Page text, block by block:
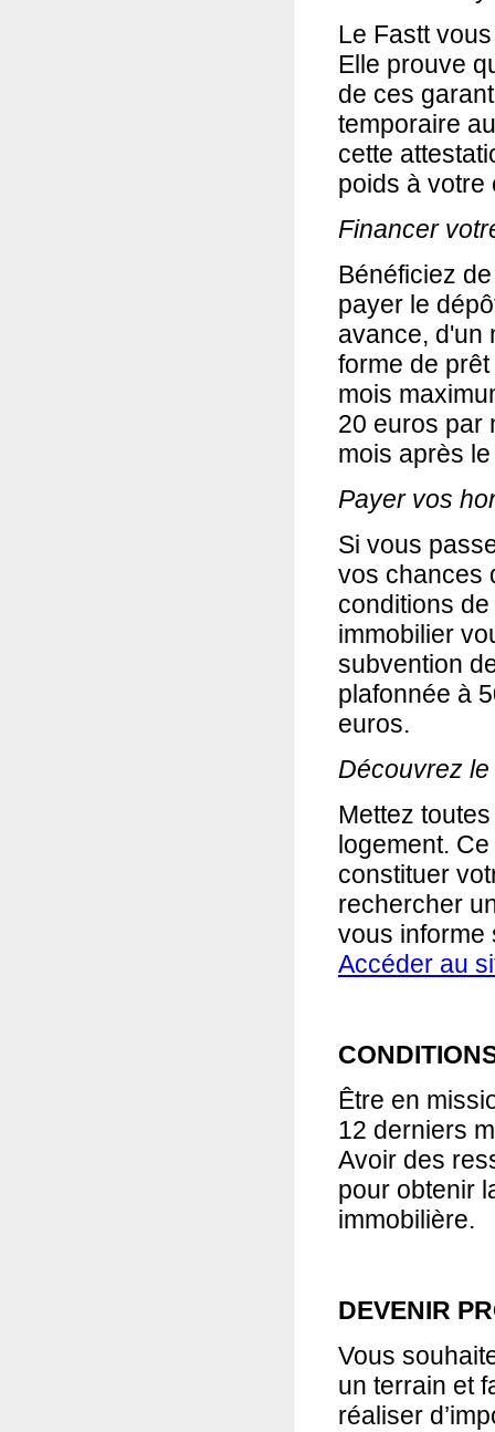
Le Fastt
Elle prouve
de ces
temporaire
cette
poids à votre
Financer
Bénéficiez de
payer le
avance, d'un
forme de
mois
20 euros par
mois après
Payer vos
Si vous
vos chances
conditions
immobilier
subvention
plafonnée à
euros.
Découvrez
Mettez
logement.
constituer
rechercher
vous informe
Accéder au
Être en
12 derniers
Avoir des
pour obtenir
immobilière.
DEVENIR
Vous
un terrain et
réaliser